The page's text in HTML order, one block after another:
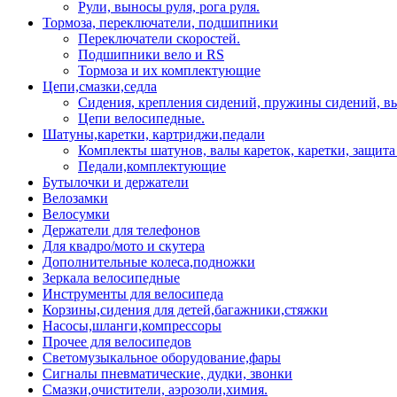
Рули, выносы руля, рога руля.
Тормоза, переключатели, подшипники
Переключатели скоростей.
Подшипники вело и RS
Тормоза и их комплектующие
Цепи,смазки,седла
Сидения, крепления сидений, пружины сидений,
Цепи велосипедные.
Шатуны,каретки, картриджи,педали
Комплекты шатунов, валы кареток, каретки,
Педали,комплектующие
Бутылочки и держатели
Велозамки
Велосумки
Держатели для телефонов
Для квадро/мото и скутера
Дополнительные колеса,подножки
Зеркала велосипедные
Инструменты для велосипеда
Корзины,сидения для детей,багажники,стяжки
Насосы,шланги,компрессоры
Прочее для велосипедов
Светомузыкальное оборудование,фары
Сигналы пневматические, дудки, звонки
Смазки,очистители, аэрозоли,химия.